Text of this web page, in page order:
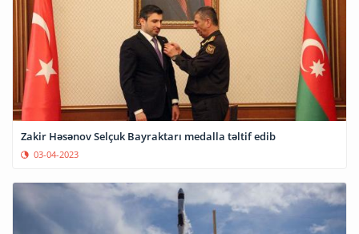
Zakir Həsənov Selçuk Bayraktarı medalla təltif edib
03-04-2023